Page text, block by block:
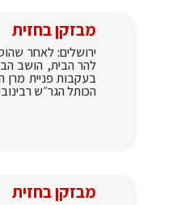
מבזקן בחזית
ירושלים: לאחר
להר הבית, הושב
בעקבות פניית מרן
הכותל הגר״ש
מבזקן בחזית